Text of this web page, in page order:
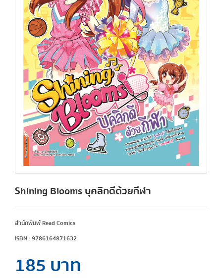
Shining Blooms บุคลิกดีด้วยกีฬา
สำนักพิมพ์ Read Comics
ISBN : 9786164871632
185 บาท